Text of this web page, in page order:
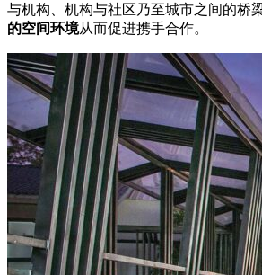
与机构、机构与社区乃至城市之间的桥
的空间环境从而促进携手合作。